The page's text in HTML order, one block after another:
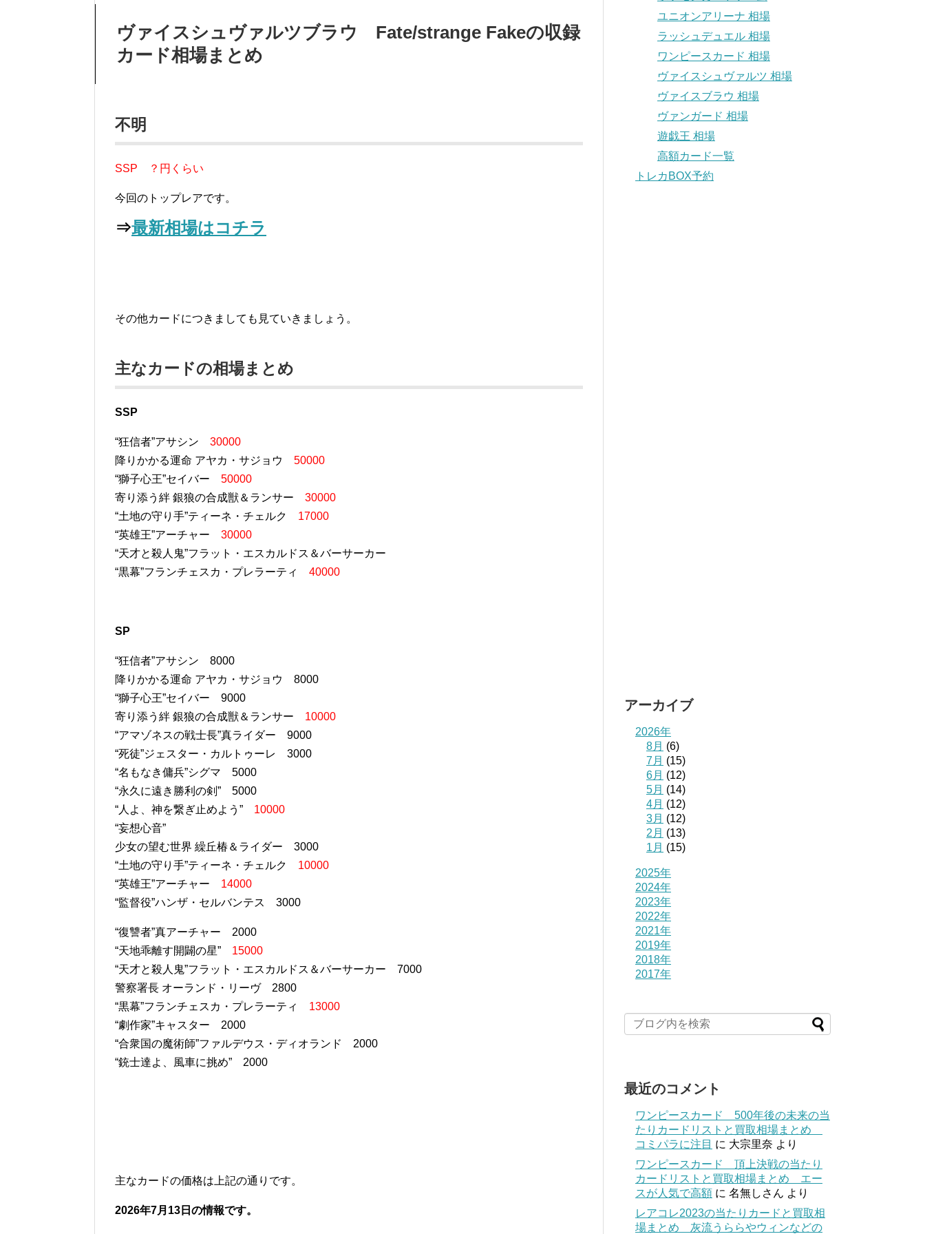
ヴァイスシュヴァルツブラウ Fate/strange Fakeの収録
カード相場まとめ
不明
SSP ？円くらい
今回のトップレアです。
⇒最新相場はコチラ
その他カードにつきましても見ていきましょう。
主なカードの相場まとめ
SSP
“狂信者”アサシン 30000
降りかかる運命 アヤカ・サジョウ 50000
“獅子心王”セイバー 50000
寄り添う絆 銀狼の合成獣＆ランサー 30000
“土地の守り手”ティーネ・チェルク 17000
“英雄王”アーチャー 30000
“天才と殺人鬼”フラット・エスカルドス＆バーサーカー
“黒幕”フランチェスカ・プレラーティ 40000
SP
“狂信者”アサシン 8000
降りかかる運命 アヤカ・サジョウ 8000
“獅子心王”セイバー 9000
寄り添う絆 銀狼の合成獣＆ランサー 10000
“アマゾネスの戦士長”真ライダー 9000
“死徒”ジェスター・カルトゥーレ 3000
“名もなき傭兵”シグマ 5000
“永久に遠き勝利の剣” 5000
“人よ、神を繋ぎ止めよう” 10000
“妄想心音”
少女の望む世界 繰丘椿＆ライダー 3000
“土地の守り手”ティーネ・チェルク 10000
“英雄王”アーチャー 14000
“監督役”ハンザ・セルバンテス 3000
“復讐者”真アーチャー 2000
“天地乖離す開闢の星” 15000
“天才と殺人鬼”フラット・エスカルドス＆バーサーカー 7000
警察署長 オーランド・リーヴ 2800
“黒幕”フランチェスカ・プレラーティ 13000
“劇作家”キャスター 2000
“合衆国の魔術師”ファルデウス・ディオランド 2000
“銃士達よ、風車に挑め” 2000
主なカードの価格は上記の通りです。
2026年7月13日の情報です。
ユニオンアリーナ 相場
ラッシュデュエル 相場
ワンピースカード 相場
ヴァイスシュヴァルツ 相場
ヴァイスブラウ 相場
ヴァンガード 相場
遊戯王 相場
高額カード一覧
トレカBOX予約
アーカイブ
2026年
8月 (6)
7月 (15)
6月 (12)
5月 (14)
4月 (12)
3月 (12)
2月 (13)
1月 (15)
2025年
2024年
2023年
2022年
2021年
2019年
2018年
2017年
最近のコメント
ワンピースカード 500年後の未来の当
たりカードリストと買取相場まとめ
コミパラに注目 に 大宗里奈 より
ワンピースカード 頂上決戦の当たり
カードリストと買取相場まとめ エー
スが人気で高額 に 名無しさん より
レアコレ2023の当たりカードと買取相
場まとめ 灰流うららやウィンなどの